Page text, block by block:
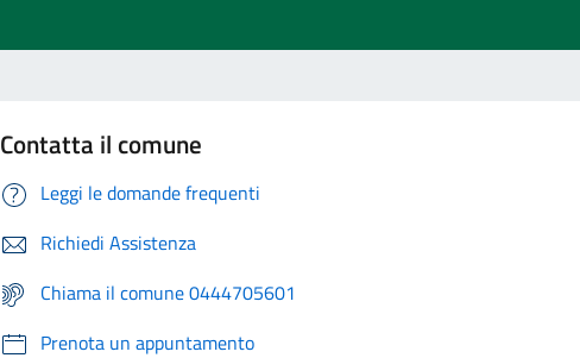
Contatta il comune
Leggi le domande frequenti
Richiedi Assistenza
Chiama il comune 0444705601
Prenota un appuntamento